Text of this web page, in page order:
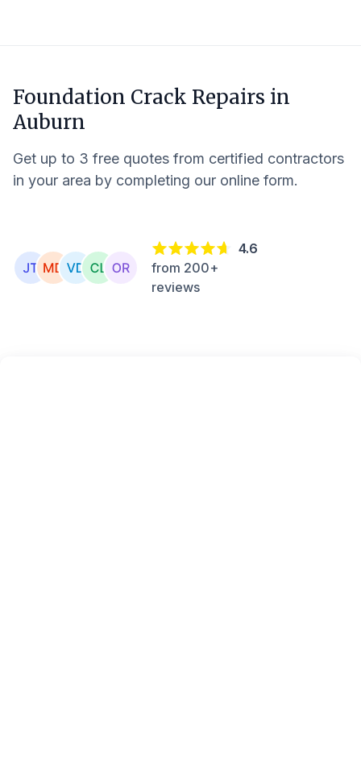
Foundation Crack Repairs in
Auburn
Get up to 3 free quotes from certified contractors
in your area by completing our online form.
4.6
from 200+
reviews